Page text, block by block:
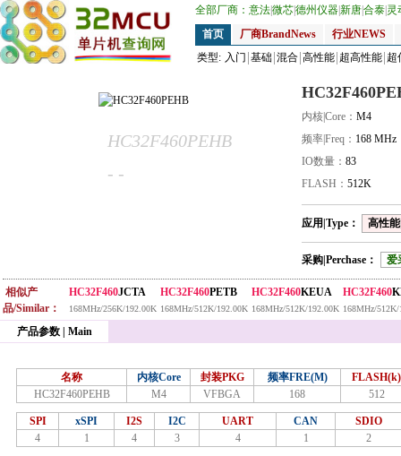
全部厂商： 意法微芯德州仪器新唐合泰 灵
首页
厂商BrandNews
行业NEWS
类型: 入门 基础 混合 高性能 超高性能 超
HC32F460PEHB
- -
内核|Core： M4
频率|Freq： 168 MHz
IO数量： 83
FLASH： 512K
应用|Type： 高性
采购|Perchase： 爱
相似产
品/Similar：
HC32F460JCTA
168MHz/256K/192.00K
HC32F460PETB
168MHz/512K/192.00K
HC32F460KEUA
168MHz/512K/192.00K
HC32F460
168MHz/
产品参数 | Main
名称 内核Core 封装PKG 频率FRE(M)
FLASH(k)
HC32F460PEHB
M4 VFBGA 168 512
SPI xSPI I2S I2C UART CAN
SDIO
4
1 4 3 4 1 2